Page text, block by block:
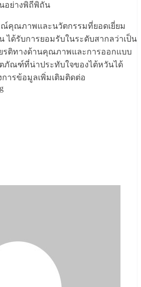
อย่างพิถีพิถัน
คุณภาพและนวัตกรรมที่ยอดเยี่ยม
ด้รับการยอมรับในระดับสากลว่าเป็น
ติทางด้านคุณภาพและการออกแบบ
ภัณฑ์ที่น่าประทับใจของไต้หวันได้
ารข้อมูลเพิ่มเติมติดต่อ